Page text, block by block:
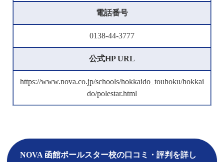
電話番号
0138-44-3777
公式HP URL
https://www.nova.co.jp/schools/hokkaido_touhoku/hokkai
do/polestar.html
NOVA 函館ポールスター校の口コミ・評判を詳し